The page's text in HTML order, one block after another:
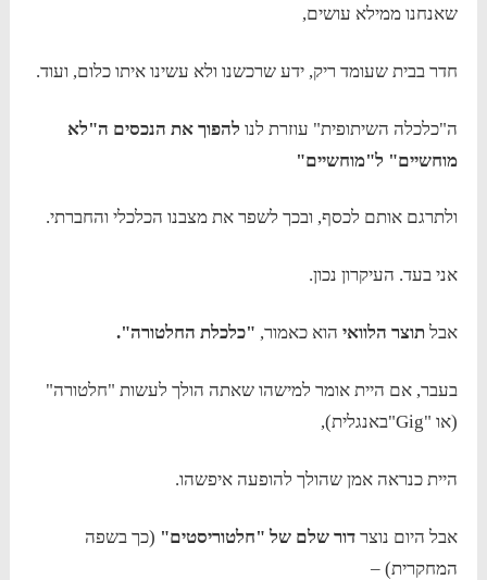
שאנחנו ממילא עושים,
חדר בבית שעומד ריק, ידע שרכשנו ולא עשינו איתו כלום, ועוד.
ה"כלכלה השיתופית" עוזרת לנו להפוך את הנכסים ה"לא
מוחשיים" ל"מוחשיים"
ולתרגם אותם לכסף, ובכך לשפר את מצבנו הכלכלי והחברתי.
אני בעד. העיקרון נכון.
אבל תוצר הלוואי הוא כאמור, "כלכלת החלטורה".
בעבר, אם היית אומר למישהו שאתה הולך לעשות "חלטורה"
(או "Gig"באנגלית),
היית כנראה אמן שהולך להופעה איפשהו.
אבל היום נוצרדור שלם של "חלטוריסטים" (כך בשפה
המחקרית) –